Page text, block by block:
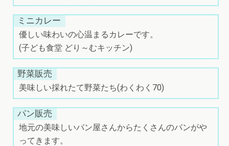
ミニカレー
優しい味わいの心温まるカレーです。
(子ども食堂 どり～むキッチン)
野菜販売
美味しい採れたて野菜たち(わくわく70)
パン販売
地元の美味しいパン屋さんからたくさんのパンがや
ってきます。